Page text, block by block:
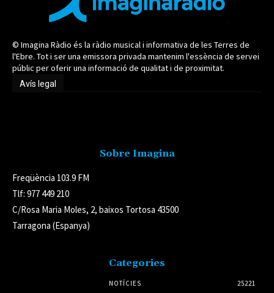
© Imagina Ràdio és la ràdio musical i informativa de les Terres de
l'Ebre. Tot i ser una emissora privada mantenim l'essència de servei
públic per oferir una informació de qualitat i de proximitat.
Avís legal
Sobre Imagina
Freqüència 103.9 FM
Tlf: 977 449 210
C/Rosa Maria Moles, 2, baixos Tortosa 43500
Tarragona (Espanya)
Categories
NOTÍCIES 25221